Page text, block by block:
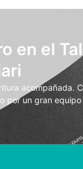
en el
acompañada.
por un gran equipo